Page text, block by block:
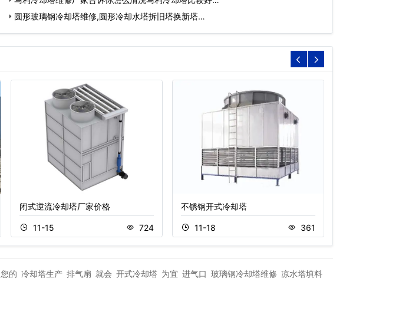
圆形玻璃钢冷却塔维修,圆形冷却水塔拆旧塔换新塔…
闭式逆流冷却塔厂家价格
11-15 724
不锈钢开式冷却塔
11-18 361
您的 冷却塔生产 排气扇 就会 开式冷却塔 为宜 进气口 玻璃钢冷却塔维修 凉水塔填料